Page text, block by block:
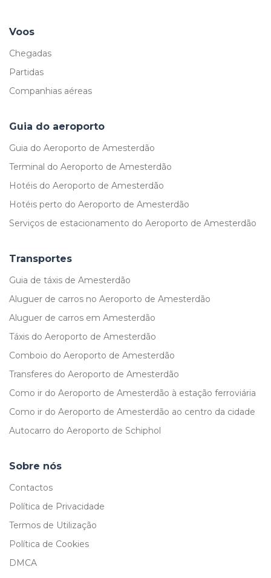
Voos
Chegadas
Partidas
Companhias aéreas
Guia do aeroporto
Guia do Aeroporto de Amesterdão
Terminal do Aeroporto de Amesterdão
Hotéis do Aeroporto de Amesterdão
Hotéis perto do Aeroporto de Amesterdão
Serviços de estacionamento do Aeroporto de Amesterdão
Transportes
Guia de táxis de Amesterdão
Aluguer de carros no Aeroporto de Amesterdão
Aluguer de carros em Amesterdão
Táxis do Aeroporto de Amesterdão
Comboio do Aeroporto de Amesterdão
Transferes do Aeroporto de Amesterdão
Como ir do Aeroporto de Amesterdão à estação ferroviária
Como ir do Aeroporto de Amesterdão ao centro da cidade
Autocarro do Aeroporto de Schiphol
Sobre nós
Contactos
Política de Privacidade
Termos de Utilização
Política de Cookies
DMCA